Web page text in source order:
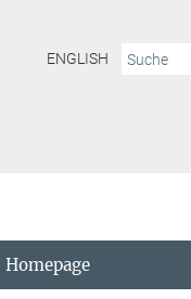
ENGLISH
Homepage